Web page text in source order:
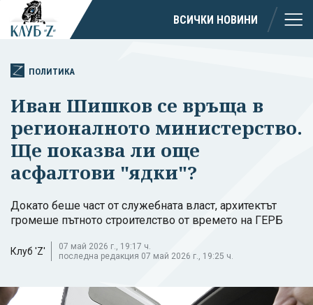
ВСИЧКИ НОВИНИ
ПОЛИТИКА
Иван Шишков се връща в
регионалното министерство.
Ще показва ли още
асфалтови "ядки"?
Докато беше част от служебната власт, архитектът
громеше пътното строителство от времето на ГЕРБ
Клуб 'Z'
07 май 2026 г., 19:17 ч.
последна редакция 07 май 2026 г., 19:25 ч.